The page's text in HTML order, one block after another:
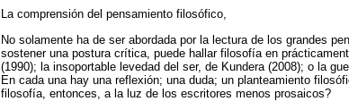
La comprensión del pensamiento filosófico,
No solamente ha de ser abordada por la lectura de los grandes
sostener una postura crítica, puede hallar filosofía en
(1990); la insoportable levedad del ser, de Kundera (2008); o la
En cada una hay una reflexión; una duda; un planteamiento
filosofía, entonces, a la luz de los escritores menos prosaicos?